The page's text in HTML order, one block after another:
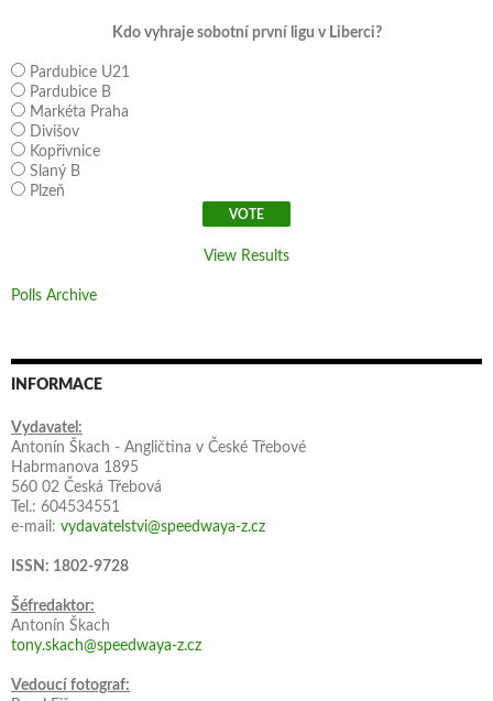
Kdo vyhraje sobotní první ligu v Liberci?
Pardubice U21
Pardubice B
Markéta Praha
Divišov
Kopřivnice
Slaný B
Plzeň
View Results
Polls Archive
INFORMACE
Vydavatel:
Antonín Škach - Angličtina v České Třebové
Habrmanova 1895
560 02 Česká Třebová
Tel.: 604534551
e-mail: vydavatelstvi@speedwaya-z.cz
ISSN: 1802-9728
Šéfredaktor:
Antonín Škach
tony.skach@speedwaya-z.cz
Vedoucí fotograf: